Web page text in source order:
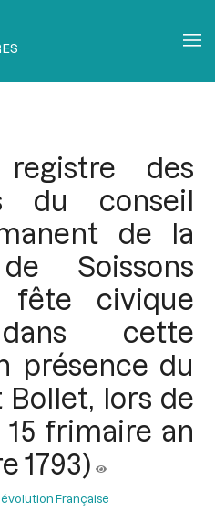
des
du conseil
de la
Soissons
civique
cette
présence du
lors de
frimaire an
1793)
Française